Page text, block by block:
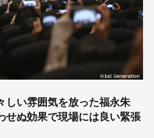
しい雰囲気を放った福永朱
せぬ効果で現場には良い緊張